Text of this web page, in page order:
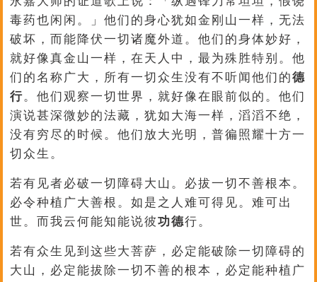
毒药也闲闲。」他们的身心犹如金刚山一样，无法
破坏，而能降伏一切诸魔外道。他们的身体妙好，
就好像真金山一样，在天人中，最为殊胜特别。他
们的名称广大，所有一切众生没有不听闻他们的德
行。他们观察一切世界，就好像在眼前似的。他们
演说甚深微妙的法藏，犹如大海一样，滔滔不绝，
没有穷尽的时候。他们放大光明，普徧照耀十方一
切众生。
若有见者必破一切障碍大山。必拔一切不善根本。
必令种植广大善根。如是之人难可得见。难可出
世。而我云何能知能说彼功德行。
若有众生见到这些大菩萨，必定能破除一切障碍的
大山，必定能拔除一切不善的根本，必定能种植广